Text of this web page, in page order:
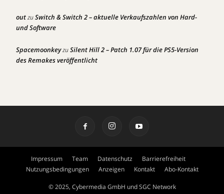
outzuSwitch & Switch 2 – aktuelle Verkaufszahlen von Hard-
und Software
SpacemoonkeyzuSilent Hill 2 – Patch 1.07 für die PS5-Version
des Remakes veröffentlicht
Impressum Team Datenschutz
Barrierefreiheit
Nutzungsbedingungen
Anzeigen Kontakt Abo-Kontakt
© 2025, Cybermedia GmbH und SGC Network